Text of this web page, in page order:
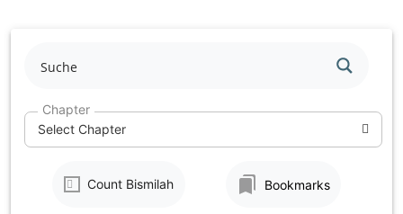
to
content
Chapter
Select Chapter
Count Bismilah Bookmarks